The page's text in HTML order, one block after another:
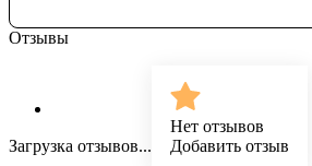
Отзывы
Загрузка отзывов...
Нет отзывов
Добавить отзыв